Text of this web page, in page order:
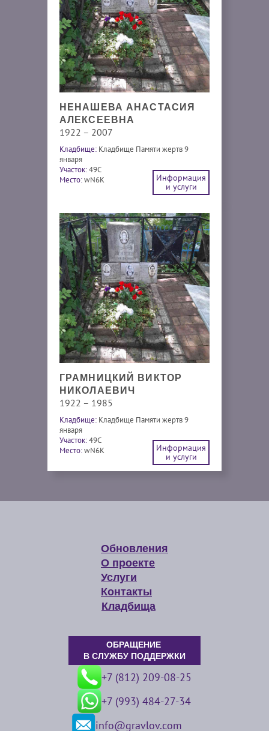
НЕНАШЕВА АНАСТАСИЯ
АЛЕКСЕЕВНА
1922 – 2007
Кладбище: Кладбище Памяти жертв 9
января
Участок:49С
Место:wN6K
Информация
и услуги
ГРАМНИЦКИЙ ВИКТОР
НИКОЛАЕВИЧ
1922 – 1985
Кладбище: Кладбище Памяти жертв 9
января
Участок:49С
Место:wN6K
Информация
и услуги
Обновления
О проекте
Услуги
Контакты
Кладбища
ОБРАЩЕНИЕ
В СЛУЖБУ ПОДДЕРЖКИ
+7 (812) 209-08-25
+7 (993) 484-27-34
info@gravlov.com